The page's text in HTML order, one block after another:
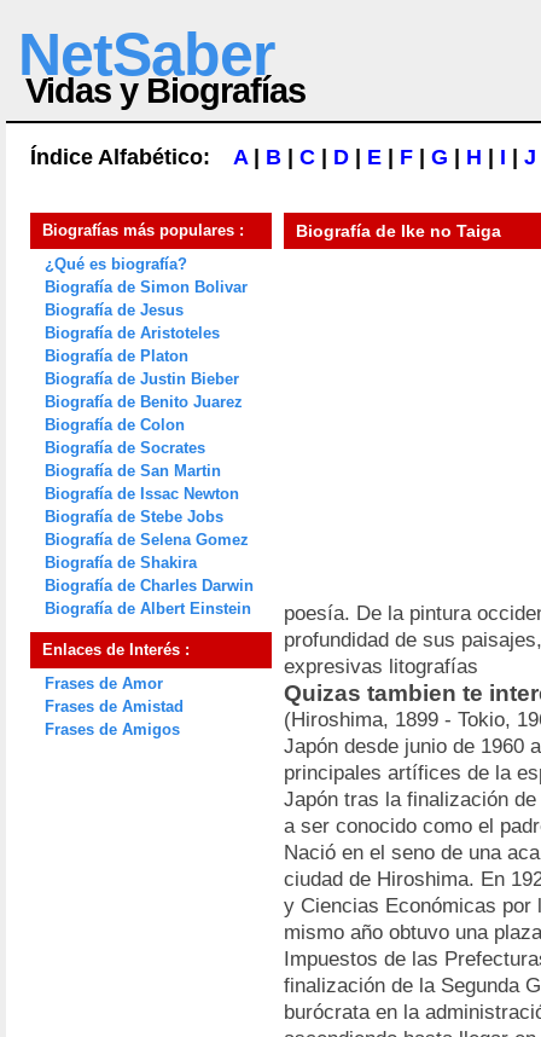
NetSaber
Vidas y Biografías
Índice Alfabético: A| B C D E F G H I J
Biografías más populares :
¿Qué es biografía?
Biografía de Simon Bolivar
Biografía de Jesus
Biografía de Aristoteles
Biografía de Platon
Biografía de Justin Bieber
Biografía de Benito Juarez
Biografía de Colon
Biografía de Socrates
Biografía de San Martin
Biografía de Issac Newton
Biografía de Stebe Jobs
Biografía de Selena Gomez
Biografía de Shakira
Biografía de Charles Darwin
Biografía de Albert Einstein
Enlaces de Interés :
Frases de Amor
Frases de Amistad
Frases de Amigos
Biografía de Ike no Taiga
poesía. De la pintura
profundidad de sus
expresivas litografías
Quizas tambien te
(Hiroshima, 1899 - Tokio,
Japón desde junio de 1960
principales artífices de la
Japón tras la finalización
a ser conocido como el
Nació en el seno de una
ciudad de Hiroshima. En
y Ciencias Económicas por
mismo año obtuvo una
Impuestos de las
finalización de la Segunda
burócrata en la